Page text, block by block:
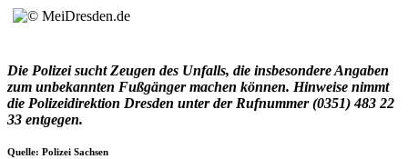
Die Polizei sucht Zeugen des Unfalls, die insbesondere Angaben
zum unbekannten Fußgänger machen können. Hinweise nimmt
die Polizeidirektion Dresden unter der Rufnummer (0351) 483 22
33 entgegen.
Quelle: Polizei Sachsen